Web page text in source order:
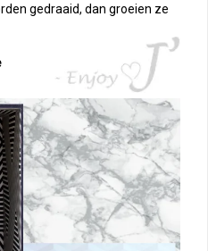
gedraaid, dan groeien ze